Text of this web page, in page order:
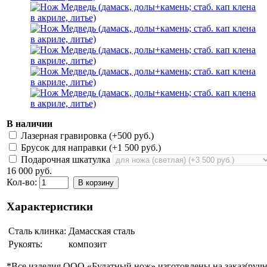
В наличии
Лазерная гравировка (+500 руб.)
Брусок для направки (+1 500 руб.)
Подарочная шкатулка
16 000 руб.
Кол-во:
В корзину
Характеристики
Сталь клинка: Дамасская сталь
Рукоять:
композит